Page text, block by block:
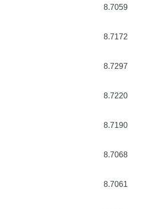
8.7059
8.7172
8.7297
8.7220
8.7190
8.7068
8.7061